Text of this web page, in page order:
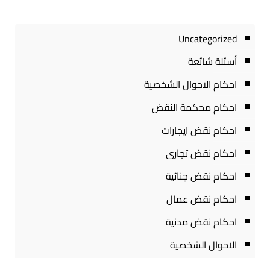
Uncategorized
أسئلة شائعة
احكام الاحوال الشخصية
احكام محكمة النقض
احكام نقض ايجارات
احكام نقض تجارى
احكام نقض جنائية
احكام نقض عمال
احكام نقض مدنية
الاحوال الشخصية